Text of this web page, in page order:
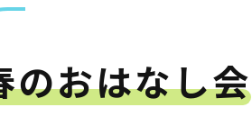
のおはなし会